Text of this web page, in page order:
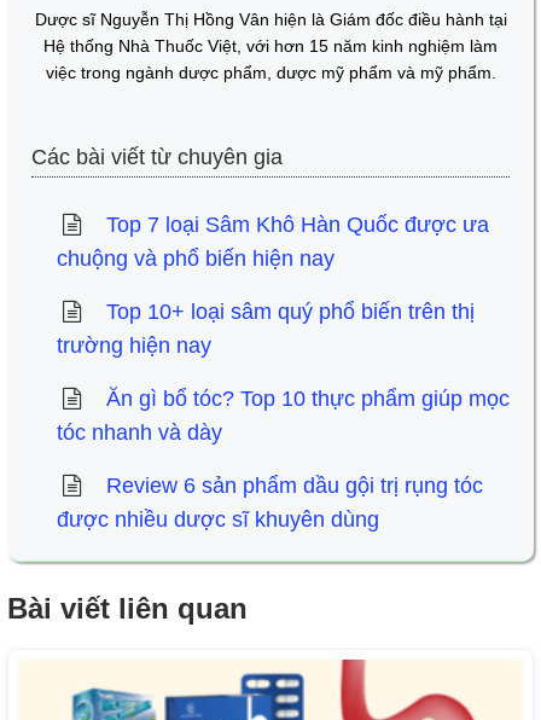
Dược sĩ Nguyễn Thị Hồng Vân hiện là Giám đốc điều hành tại
Hệ thống Nhà Thuốc Việt, với hơn 15 năm kinh nghiệm làm
việc trong ngành dược phẩm, dược mỹ phẩm và mỹ phẩm.
Các bài viết từ chuyên gia
Top 7 loại Sâm Khô Hàn Quốc được ưa
chuộng và phổ biến hiện nay
Top 10+ loại sâm quý phổ biến trên thị
trường hiện nay
Ăn gì bổ tóc? Top 10 thực phẩm giúp mọc
tóc nhanh và dày
Review 6 sản phẩm dầu gội trị rụng tóc
được nhiều dược sĩ khuyên dùng
Bài viết liên quan